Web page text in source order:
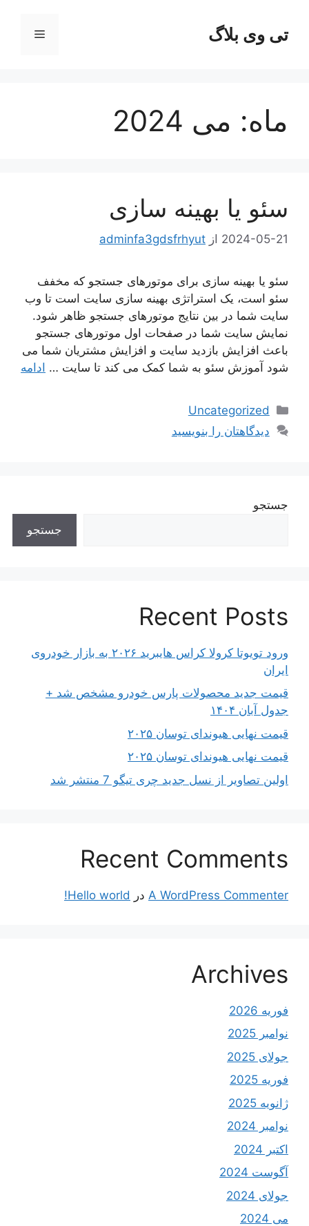
محتواتی وی بلاگ فهرست
ماه: می 2024
سئو یا بهینه سازی
2024-05-21 از adminfa3gdsfrhyut
سئو یا بهینه سازی برای موتورهای جستجو که مخفف
سئو است، یک استراتژی بهینه سازی سایت است تا وب
سایت شما در بین نتایج موتورهای جستجو ظاهر شود.
نمایش سایت شما در صفحات اول موتورهای جستجو
باعث افزایش بازدید سایت و افزایش مشتریان شما می
شود آموزش سئو به شما کمک می کند تا سایت … ادامه
دسته‌ها
Uncategorized
دیدگاهتان را بنویسید
جستجو
جستجو
Recent Posts
ورود تویوتا کرولا کراس هایبرید ۲۰۲۶ به بازار خودروی
ایران
قیمت جدید محصولات پارس خودرو مشخص شد +
جدول آبان ۱۴۰۴
قیمت نهایی هیوندای توسان ۲۰۲۵
قیمت نهایی هیوندای توسان ۲۰۲۵
اولین تصاویر از نسل جدید چری تیگو 7 منتشر شد
Recent Comments
A WordPress Commenter در Hello world!
Archives
فوریه 2026
نوامبر 2025
جولای 2025
فوریه 2025
ژانویه 2025
نوامبر 2024
اکتبر 2024
آگوست 2024
جولای 2024
می 2024